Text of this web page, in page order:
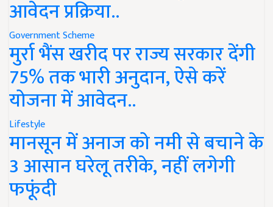
आवेदन प्रक्रिया..
Government Scheme
मुर्रा भैंस खरीद पर राज्य सरकार देंगी
75% तक भारी अनुदान, ऐसे करें
योजना में आवेदन..
Lifestyle
मानसून में अनाज को नमी से बचाने के
3 आसान घरेलू तरीके, नहीं लगेगी
फफूंदी